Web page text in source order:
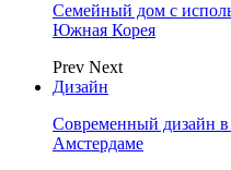
Семейный дом с
Южная Корея
Prev Next
Дизайн
Современный дизайн
Амстердаме